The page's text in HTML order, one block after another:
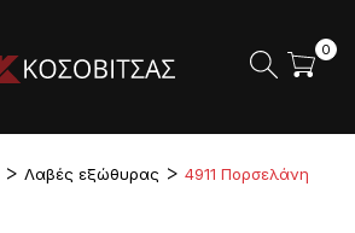
0
Λαβές εξώθυρας 4911 Πορσελάνη